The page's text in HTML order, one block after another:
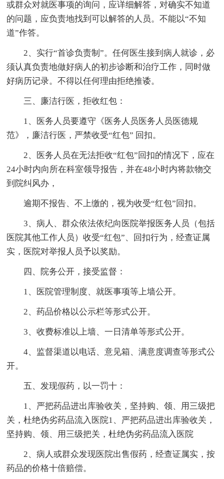
或群众对就医事项的询问，应详细解答，对确实不知道
的问题，应负责地找到可以解答的人员。不能以“不知
道”作答。
2、实行“首诊负责制”。任何医生接到病人就诊，必
须认真负责地做好病人的初步诊断和治疗工作，同时做
好病历记录。不得以任何理由拒绝推诿。
三、廉洁行医，拒收红包：
1、医务人员要遵守《医务人员医务人员医德规
范》，廉洁行医，严禁收受“红包” 回扣。
2、医务人员在无法拒收“红包”回扣的情况下，应在
24小时内向所在科室领导报告，并在48小时内将款物交
到院纠风办，
逾期不报告、不上缴的，视为收受“红包”回扣。
3、病人、群众依法依纪向医院举报医务人员（包括
医院其他工作人员）收受“红包”、回扣行为，经查证属
实，医院对举报人员予以奖励。
四、院务公开，接受监督：
1、医院管理制度、就医事项等上墙公开。
2、药品价格以公示栏等形式公开。
3、收费标准以上墙、一日清单等形式公开。
4、监督渠道以电话、意见箱、满意度调查等形式公
开。
五、发现假药，以一罚十：
1、严把药品进出库验收关，坚持购、领、用三级把
关，杜绝伪劣药品流入医院1、严把药品进出库验收关，
坚持购、领、用三级把关，杜绝伪劣药品流入医院
2、病人或群众发现医院出售假药，经查证属实，按
药品的价格十倍赔偿。